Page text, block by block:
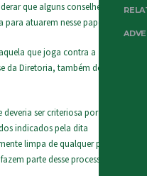
que alguns conselheiros
atuarem nesse papel.
que joga contra a
Diretoria, também deve ser
ser criteriosa por parte
indicados pela dita
limpa de qualquer perda
parte desse processo!